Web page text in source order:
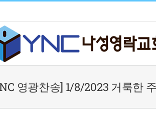
영광찬송] 1/8/2023 거룩한